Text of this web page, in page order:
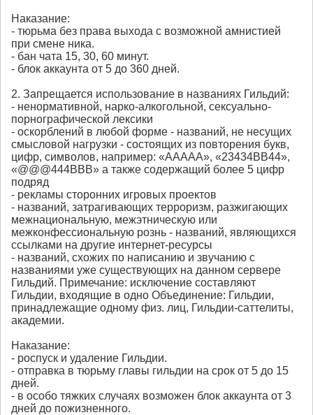
Наказание:
- тюрьма без права выхода с возможной амнистией
при смене ника.
- бан чата 15, 30, 60 минут.
- блок аккаунта от 5 до 360 дней.
2. Запрещается использование в названиях Гильдий:
- ненормативной, нарко-алкогольной, сексуально-
порнографической лексики
- оскорблений в любой форме - названий, не несущих
смысловой нагрузки - состоящих из повторения букв,
цифр, символов, например: «ААААА», «23434ВВ44»,
«@@@444ВВВ» а также содержащий более 5 цифр
подряд
- рекламы сторонних игровых проектов
- названий, затрагивающих терроризм, разжигающих
межнациональную, межэтническую или
межконфессиональную рознь - названий, являющихся
ссылками на другие интернет-ресурсы
- названий, схожих по написанию и звучанию с
названиями уже существующих на данном сервере
Гильдий. Примечание: исключение составляют
Гильдии, входящие в одно Объединение: Гильдии,
принадлежащие одному физ. лиц, Гильдии-саттелиты,
академии.
Наказание:
- роспуск и удаление Гильдии.
- отправка в тюрьму главы гильдии на срок от 5 до 15
дней.
- в особо тяжких случаях возможен блок аккаунта от 3
дней до пожизненного.